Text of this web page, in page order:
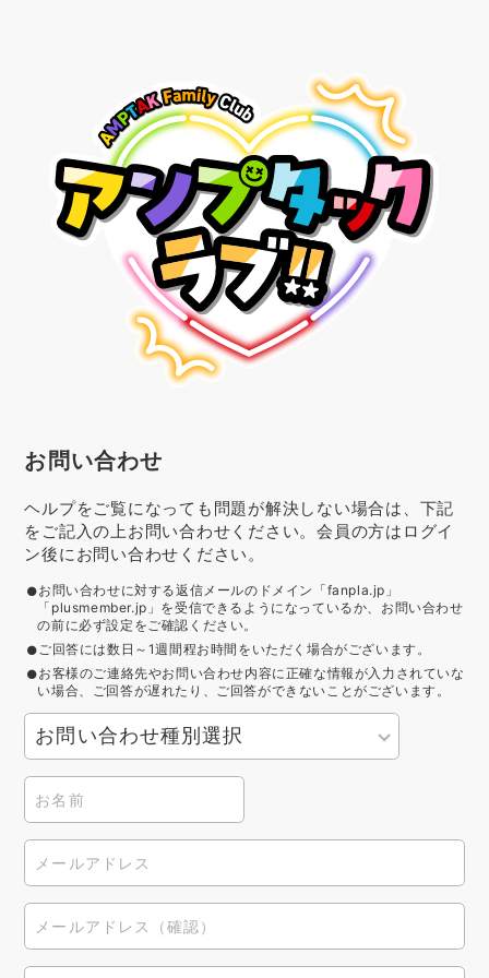
お問い合わせ
ヘルプをご覧になっても問題が解決しない場合は、下記
をご記入の上お問い合わせください。会員の方はログイ
ン後にお問い合わせください。
お問い合わせに対する返信メールのドメイン「fanpla.jp」
「plusmember.jp」を受信できるようになっているか、お問い合わせ
の前に必ず設定をご確認ください。
ご回答には数日～1週間程お時間をいただく場合がございます。
お客様のご連絡先やお問い合わせ内容に正確な情報が入力されていな
い場合、ご回答が遅れたり、ご回答ができないことがございます。